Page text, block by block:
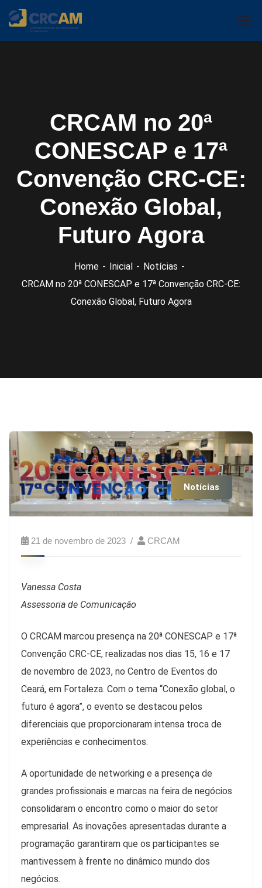
CRCAM no 20ª
CONESCAP e 17ª
Convenção CRC-CE:
Conexão Global,
Futuro Agora
Home Inicial
Notícias
CRCAM no 20ª CONESCAP e 17ª Convenção CRC-CE:
Conexão Global, Futuro Agora
Notícias
21 de novembro de 2023 CRCAM
Vanessa Costa
Assessoria de Comunicação
O CRCAM marcou presença na 20ª CONESCAP e 17ª
Convenção CRC-CE, realizadas nos dias 15, 16 e 17
de novembro de 2023, no Centro de Eventos do
Ceará, em Fortaleza. Com o tema “Conexão global, o
futuro é agora”, o evento se destacou pelos
diferenciais que proporcionaram intensa troca de
experiências e conhecimentos.
A oportunidade de networking e a presença de
grandes profissionais e marcas na feira de negócios
consolidaram o encontro como o maior do setor
empresarial. As inovações apresentadas durante a
programação garantiram que os participantes se
mantivessem à frente no dinâmico mundo dos
negócios.